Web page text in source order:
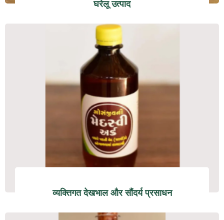
घरेलू उत्पाद
व्यक्तिगत देखभाल और सौंदर्य प्रसाधन